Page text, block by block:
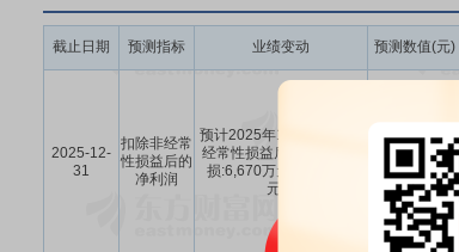
截止日期 预测指标 业绩变动 预测数值(元)
2025-12-
31
扣除非经常
性损益后的
净利润
预计2025年1-12月扣除非
经常性损益后的净利润亏
损:6,670万元至9,170万
元。
-9170万
～-6670万